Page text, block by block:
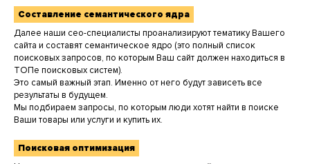
Составление семантического ядра
Далее наши сео-специалисты проанализируют тематику Вашего
сайта и составят семантическое ядро (это полный список
поисковых запросов, по которым Ваш сайт должен находиться в
ТОПе поисковых систем).
Это самый важный этап. Именно от него будут зависеть все
результаты в будущем.
Мы подбираем запросы, по которым люди хотят найти в поиске
Ваши товары или услуги и купить их.
Поисковая оптимизация